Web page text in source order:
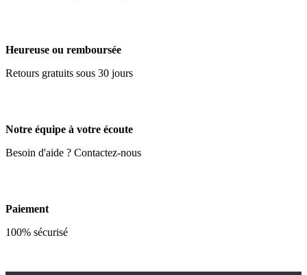
Heureuse ou remboursée
Retours gratuits sous 30 jours
Notre équipe à votre écoute
Besoin d'aide ? Contactez-nous
Paiement
100% sécurisé